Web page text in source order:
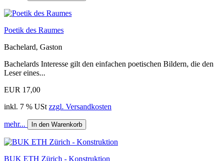
Poetik des Raumes
Bachelard, Gaston
Bachelards Interesse gilt den einfachen poetischen Bildern, die den
Leser eines...
EUR 17,00
inkl. 7 % USt zzgl. Versandkosten
mehr... In den Warenkorb
BUK ETH Zürich - Konstruktion